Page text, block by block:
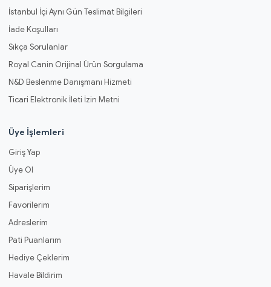
İstanbul İçi Aynı Gün Teslimat Bilgileri
İade Koşulları
Sıkça Sorulanlar
Royal Canin Orijinal Ürün Sorgulama
N&D Beslenme Danışmanı Hizmeti
Ticari Elektronik İleti İzin Metni
Üye İşlemleri
Giriş Yap
Üye Ol
Siparişlerim
Favorilerim
Adreslerim
Pati Puanlarım
Hediye Çeklerim
Havale Bildirim